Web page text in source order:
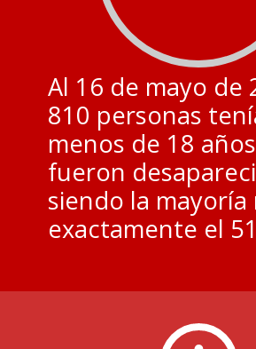
Al 16 de mayo de
810 personas
menos de 18
fueron
siendo la mayoría
exactamente el